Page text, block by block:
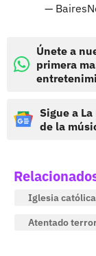
—
Únete a
primera
Sigue a
de la
Iglesia católica
Atentado